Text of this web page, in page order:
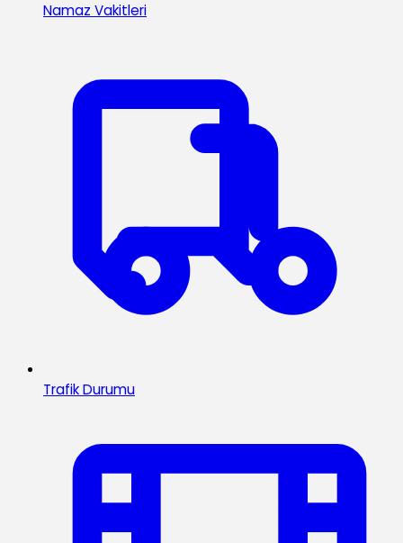
Namaz Vakitleri
Trafik Durumu